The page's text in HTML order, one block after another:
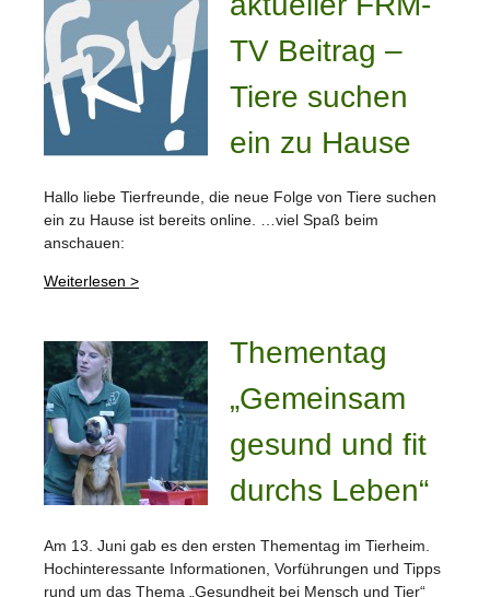
TV Beitrag –
Tiere suchen
ein zu Hause
Hallo liebe Tierfreunde, die neue Folge von Tiere suchen
ein zu Hause ist bereits online. …viel Spaß beim
anschauen:
Weiterlesen >
Thementag
„Gemeinsam
gesund und fit
durchs Leben“
Am 13. Juni gab es den ersten Thementag im Tierheim.
Hochinteressante Informationen, Vorführungen und Tipps
rund um das Thema „Gesundheit bei Mensch und Tier“